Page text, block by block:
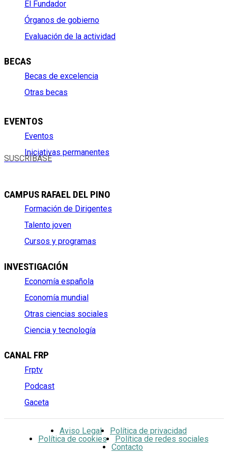
El Fundador
Órganos de gobierno
Evaluación de la actividad
BECAS
Becas de excelencia
Otras becas
EVENTOS
Eventos
Iniciativas permanentes
SUSCRÍBASE
CAMPUS RAFAEL DEL PINO
Formación de Dirigentes
Talento joven
Cursos y programas
INVESTIGACIÓN
Economía española
Economía mundial
Otras ciencias sociales
Ciencia y tecnología
CANAL FRP
Frptv
Podcast
Gaceta
Aviso Legal
Política de privacidad
Política de cookies
Política de redes sociales
Contacto